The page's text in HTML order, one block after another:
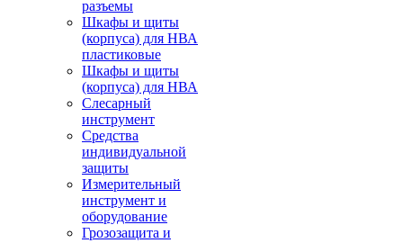
разъемы
Шкафы и щиты
(корпуса) для НВА
пластиковые
Шкафы и щиты
(корпуса) для НВА
Слесарный
инструмент
Средства
индивидуальной
защиты
Измерительный
инструмент и
оборудование
Грозозащита и